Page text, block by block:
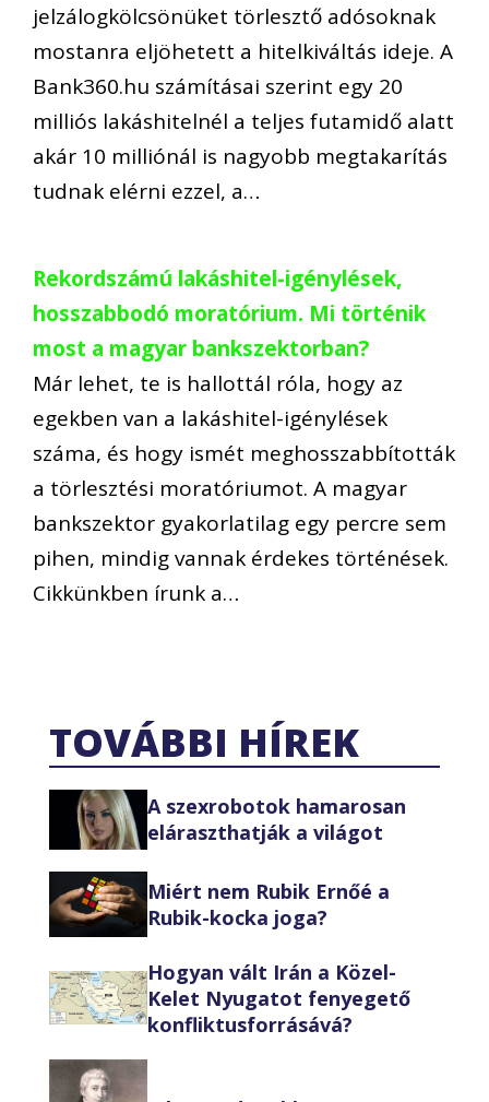
jelzálogkölcsönüket törlesztő adósoknak
mostanra eljöhetett a hitelkiváltás ideje. A
Bank360.hu számításai szerint egy 20
milliós lakáshitelnél a teljes futamidő alatt
akár 10 milliónál is nagyobb megtakarítás
tudnak elérni ezzel, a…
Rekordszámú lakáshitel-igénylések,
hosszabbodó moratórium. Mi történik
most a magyar bankszektorban?
Már lehet, te is hallottál róla, hogy az
egekben van a lakáshitel-igénylések
száma, és hogy ismét meghosszabbították
a törlesztési moratóriumot. A magyar
bankszektor gyakorlatilag egy percre sem
pihen, mindig vannak érdekes történések.
Cikkünkben írunk a…
TOVÁBBI HÍREK
A szexrobotok hamarosan
eláraszthatják a világot
Miért nem Rubik Ernőé a
Rubik-kocka joga?
Hogyan vált Irán a Közel-
Kelet Nyugatot fenyegető
konfliktusforrásává?